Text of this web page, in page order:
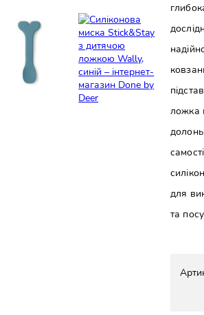
ложка
для
та